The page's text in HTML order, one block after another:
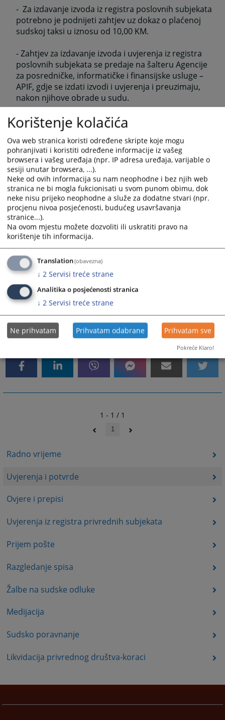
Radno vrijeme
Uvjerenja i potvrde
Ovjere i prepisi
Uvjerenja iz registra privrednih subjekata
Prijem pošte
Razgledanje spisa
Žalbe na sudske odluke
Medijacija
Sudsko poravnanje
Likvidacija privrednog društva-koraci
- Za izdavanje izvoda iz registra poslovnih subjekata
potrebno je podnijeti zahtjev uz dokaz o plaćenoj
sudskoj taksi u iznosu od 10,00 KM.
- Zahtjev za izdavanje izvoda i uvjerenja iz registra
poslovnih subjekata se predaje na šalteru Agencije
za posredničke, informatičke i finansijske usluge –
APIF, gdje se izdati izvodi i uvjerenja i preuzimaju,
nakon njihove obrade u sudu.
- U zahtjevu za izdavanje izvoda/potvrde/uvjerenja
obavezno se mora naznačiti svrha u koju se isto
izdaje.
Sudska takse se uplaćuje na:
Žiro račun broj: 5620990000055687
Primalac: Budžet RS
Svrha: Sudska taksa
Vrsta prihoda: 722211
Opština: 074
Budžetska organizacija: 1090001
1214PREGLEDA
1 - 1 / 1
1
Korištenje kolačića
Ova web stranica koristi određene skripte koje mogu
pohranjivati i koristiti određene informacije iz vašeg
browsera i vašeg uređaja (npr. IP adresa uređaja, varijable o
sesiji unutar browsera, ...).
Neke od ovih informacija su nam neophodne i bez njih web
stranica ne bi mogla fukcionisati u svom punom obimu, dok
neke nisu prijeko neophodne a služe za dodatne stvari (npr.
procjenu nivoa posjećenosti, budućeg usavršavanja
stranice...).
Na ovom mjestu možete dozvoliti ili uskratiti pravo na
korištenje tih informacija.
Translation(obavezna)
↓ 2 Servisi treće strane
Analitika o posjećenosti stranica
↓ 2 Servisi treće strane
Ne prihvatam Prihvatam odabrane Prihvatam sve
Pokreće Klaro!